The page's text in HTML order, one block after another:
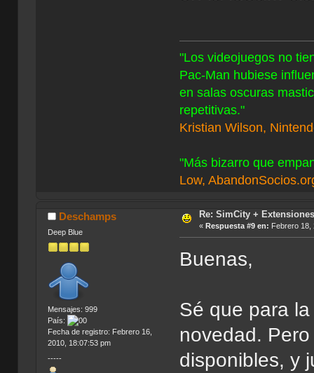
"Los videojuegos no
Pac-Man hubiese
en salas oscuras
repetitivas."
Kristian Wilson,
"Más bizarro que
Low,
Deschamps
Deep Blue
Mensajes: 999
País:
Fecha de registro: Febrero 16,
2010, 18:07:53 pm
-----
Re: SimCity +
« Respuesta #9 en: Febrero 18,
Buenas,
Sé que para
novedad.
disponibles, y